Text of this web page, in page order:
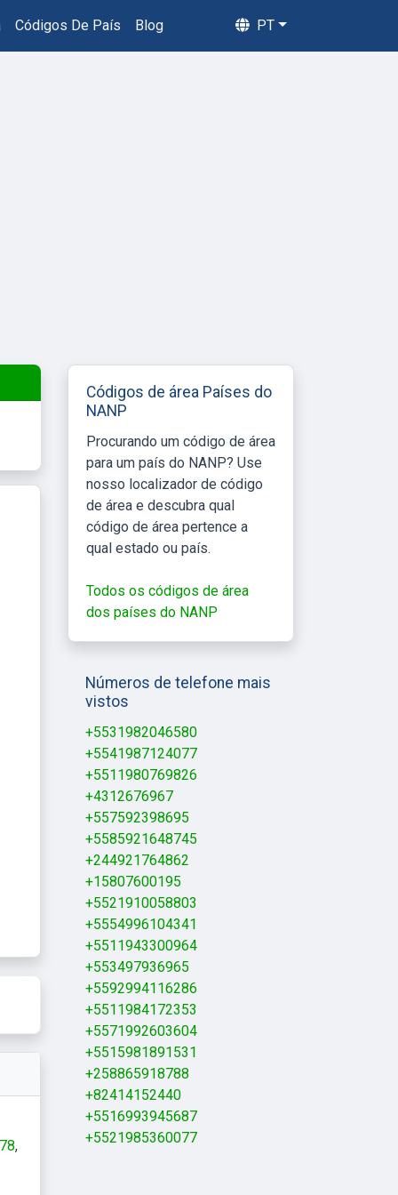
Códigos De País Blog PT
Códigos de área Países do
NANP
Procurando um código de área
para um país do NANP? Use
nosso localizador de código
de área e descubra qual
código de área pertence a
qual estado ou país.
Todos os códigos de área
dos países do NANP
Números de telefone mais
vistos
+5531982046580
+5541987124077
+5511980769826
+4312676967
+557592398695
+5585921648745
+244921764862
+15807600195
+5521910058803
+5554996104341
+5511943300964
+553497936965
+5592994116286
+5511984172353
+5571992603604
+5515981891531
+258865918788
+82414152440
+5516993945687
+5521985360077